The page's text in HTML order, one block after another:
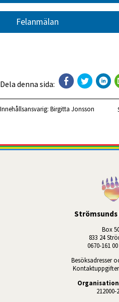
Felanmälan
Dela denna sida:
Innehållsansvarig: Birgitta Jonsson
Box
833 24
0670-161
Besöksadresser
212000-